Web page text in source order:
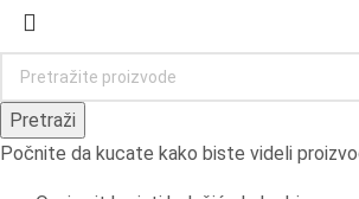
Pretraži
Počnite da kucate kako biste videli